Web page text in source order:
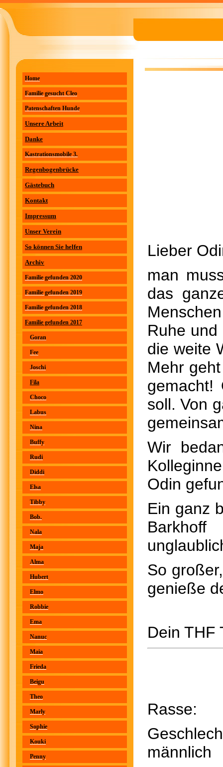
Home
Familie gesucht Cleo
Patenschaften Hunde
Unsere Arbeit
Danke
Kastrationsmobile 3.
Regenbogenbrücke
Gästebuch
Kontakt
Impressum
Unser Verein
So können Sie helfen
Archiv
Familie gefunden 2020
Familie gefunden 2019
Familie gefunden 2018
Familie gefunden 2017
Goran
Fee
Joschi
Fila
Choco
Labus
Nina
Buffy
Rudi
Diddi
Elsa
Tibby
Bob.
Nala
Maja
Alma
Hubert
Elmo
Robbie
Ema
Nanuc
Maia
Frieda
Beigu
Theo
Marly
Sophie
Kouki
Penny
Lieber
man
das
Ruhe
die weite
Mehr
soll. Von
Wir
Odin
Ein ganz
So
genieße
Dein THF
männlich